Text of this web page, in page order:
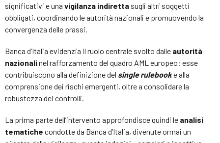
significativi e una vigilanza indiretta sugli altri soggetti
obbligati, coordinando le autorità nazionali e promuovendo la
convergenza delle prassi.
Banca d’Italia evidenzia il ruolo centrale svolto dalle autorità
nazionalinel rafforzamento del quadro AML europeo: esse
contribuiscono alla definizione del single rulebooke alla
comprensione dei rischi emergenti, oltre a consolidare la
robustezza dei controlli.
La prima parte dell’intervento approfondisce quindi le analisi
tematiche condotte da Banca d’Italia, divenute ormai un